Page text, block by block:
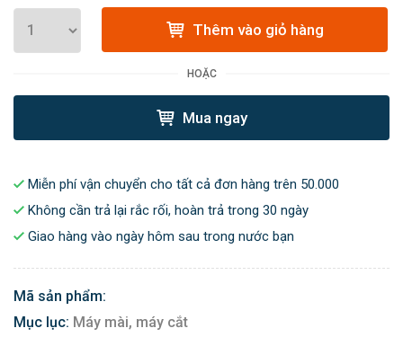
Thêm vào giỏ hàng
HOẶC
Mua ngay
Miễn phí vận chuyển cho tất cả đơn hàng trên 50.000
Không cần trả lại rắc rối, hoàn trả trong 30 ngày
Giao hàng vào ngày hôm sau trong nước bạn
Mã sản phẩm:
Mục lục: Máy mài, máy cắt